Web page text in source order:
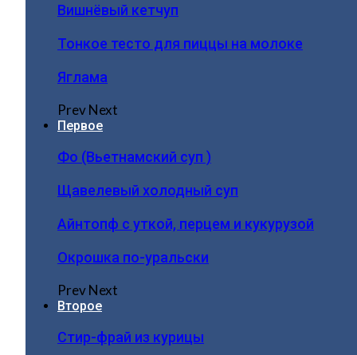
Вишнёвый кетчуп
Тонкое тесто для пиццы на молоке
Яглама
PrevNext
Первое
Фо (Вьетнамский суп )
Щавелевый холодный суп
Айнтопф с уткой, перцем и кукурузой
Окрошка по-уральски
PrevNext
Второе
Стир-фрай из курицы